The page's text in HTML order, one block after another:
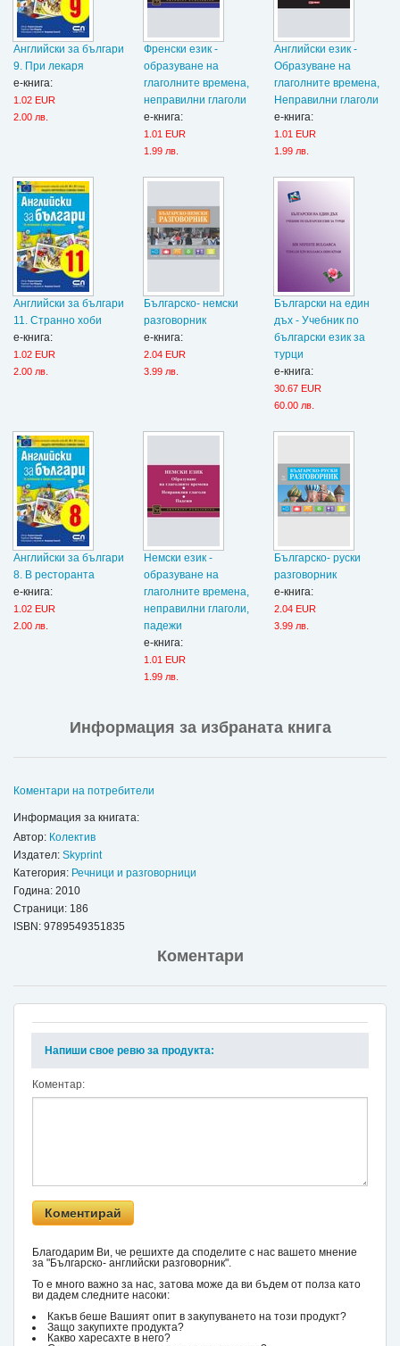
Английски зa българи
9. При лекаря
е-книга:
1.02 EUR
2.00 лв.
Френски език -
образуване на
глаголните времена,
неправилни глаголи
е-книга:
1.01 EUR
1.99 лв.
Английски език -
Образуване на
глаголните времена,
Неправилни глаголи
е-книга:
1.01 EUR
1.99 лв.
Английски зa българи
11. Странно хоби
е-книга:
1.02 EUR
2.00 лв.
Българско- немски
разговорник
е-книга:
2.04 EUR
3.99 лв.
Български на един
дъх - Учебник по
български език за
турци
е-книга:
30.67 EUR
60.00 лв.
Английски зa българи
8. В ресторанта
е-книга:
1.02 EUR
2.00 лв.
Немски език -
образуване на
глаголните времена,
неправилни глаголи,
падежи
е-книга:
1.01 EUR
1.99 лв.
Българско- руски
разговорник
е-книга:
2.04 EUR
3.99 лв.
Информация за избраната книга
Коментари на потребители
Информация за книгата:
Автор: Колектив
Издател: Skyprint
Категория: Речници и разговорници
Година: 2010
Страници: 186
ISBN: 9789549351835
Коментари
Напиши свое ревю за продукта:
Коментар:
Благодарим Ви, че решихте да споделите с нас вашето мнение
за "Българско- английски разговорник".
То е много важно за нас, затова може да ви бъдем от полза като
ви дадем следните насоки:
Какъв беше Вашият опит в закупуването на този продукт?
Защо закупихте продукта?
Какво харесахте в него?